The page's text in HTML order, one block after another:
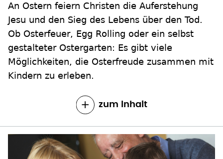
An Ostern feiern Christen die Auferstehung
Jesu und den Sieg des Lebens über den Tod.
Ob Osterfeuer, Egg Rolling oder ein selbst
gestalteter Ostergarten: Es gibt viele
Möglichkeiten, die Osterfreude zusammen mit
Kindern zu erleben.
zum Inhalt